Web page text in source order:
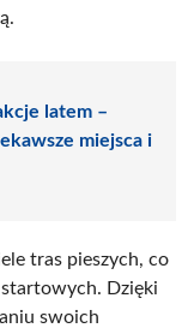
latem –
miejsca i
tras pieszych, co
Dzięki
swoich